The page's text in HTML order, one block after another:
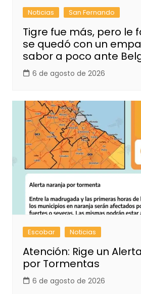
Noticias San Fernando
Tigre fue más, pero le
se quedó con un
sabor a poco ante
6 de agosto de 2026
Escobar Noticias
Atención: Rige un
por Tormentas
6 de agosto de 2026